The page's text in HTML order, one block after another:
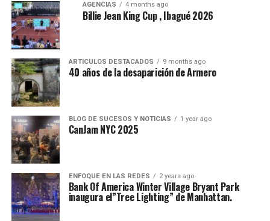
AGENCIAS 4 months ago
Billie Jean King Cup , Ibagué 2026
ARTICULOS DESTACADOS 9 months ago
40 años de la desaparición de Armero
BLOG DE SUCESOS Y NOTICIAS 1 year ago
CanJam NYC 2025
ENFOQUE EN LAS REDES 2 years ago
Bank Of America Winter Village Bryant Park
inaugura el”Tree Lighting” de Manhattan.